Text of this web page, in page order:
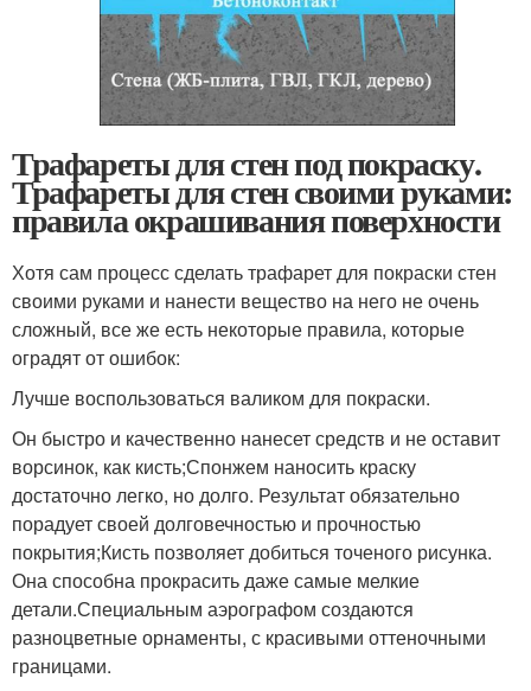
Трафареты для стен под покраску.
Трафареты для стен своими руками:
правила окрашивания поверхности
Хотя сам процесс сделать трафарет для покраски стен
своими руками и нанести вещество на него не очень
сложный, все же есть некоторые правила, которые
оградят от ошибок:
Лучше воспользоваться валиком для покраски.
Он быстро и качественно нанесет средств и не оставит
ворсинок, как кисть;Спонжем наносить краску
достаточно легко, но долго. Результат обязательно
порадует своей долговечностью и прочностью
покрытия;Кисть позволяет добиться точеного рисунка.
Она способна прокрасить даже самые мелкие
детали.Специальным аэрографом создаются
разноцветные орнаменты, с красивыми оттеночными
границами.